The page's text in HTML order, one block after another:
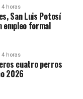
4 horas
San Luis Potosí
empleo formal
4 horas
cuatro perros
2026